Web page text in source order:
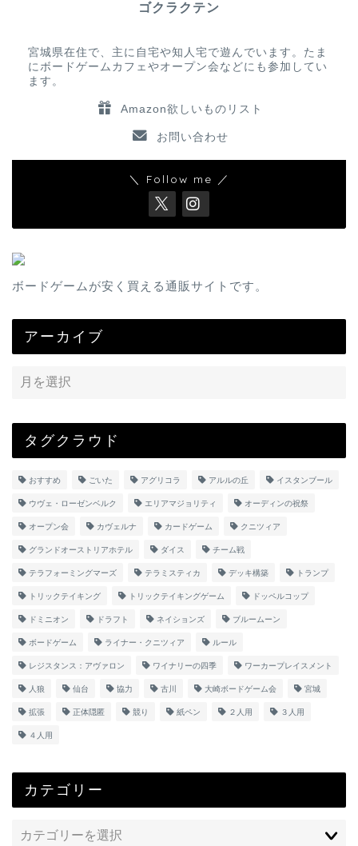
ゴクラクテン
宮城県在住で、主に自宅や知人宅で遊んでいます。たま
にボードゲームカフェやオープン会などにも参加してい
ます。
Amazon欲しいものリスト
お問い合わせ
＼ Follow me ／
ボードゲームが安く買える通販サイトです。
アーカイブ
タグクラウド
おすすめ ごいた アグリコラ アルルの丘 イスタンブール
ウヴェ・ローゼンベルク エリアマジョリティ オーディンの祝祭
オープン会 カヴェルナ カードゲーム クニツィア
グランドオーストリアホテル ダイス チーム戦
テラフォーミングマーズ テラミスティカ デッキ構築 トランプ
トリックテイキング トリックテイキングゲーム ドッペルコップ
ドミニオン ドラフト ネイションズ ブルームーン
ボードゲーム ライナー・クニツィア ルール
レジスタンス：アヴァロン ワイナリーの四季 ワーカープレイスメント
人狼 仙台 協力 古川 大崎ボードゲーム会 宮城
拡張 正体隠匿 競り 紙ペン ２人用 ３人用
４人用
カテゴリー